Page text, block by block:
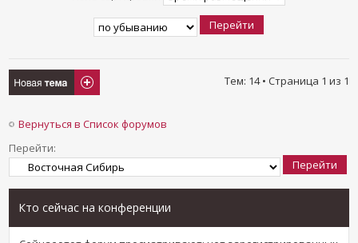
Новая тема Тем: 14 • Страница 1 из 1
Вернуться в Список форумов
Перейти:
Кто сейчас на конференции